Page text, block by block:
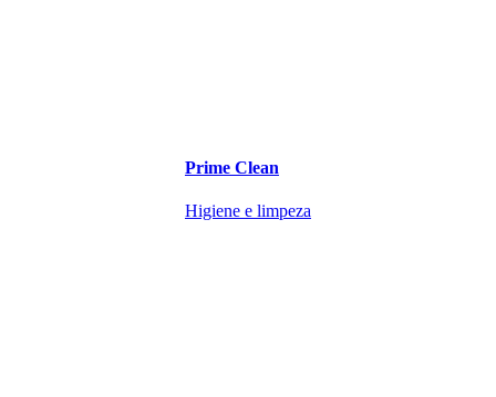
Prime Clean
Higiene e limpeza